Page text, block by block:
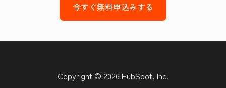
今すぐ無料申込みする
Copyright © 2026 HubSpot, Inc.